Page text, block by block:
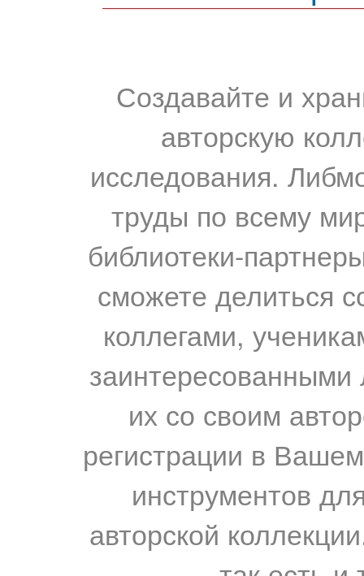
Создавайте и
авторскую
исследования.
труды по всему
библиотеки-
сможете делиться
коллегами,
их со своим
регистрации в
инструментов
авторской